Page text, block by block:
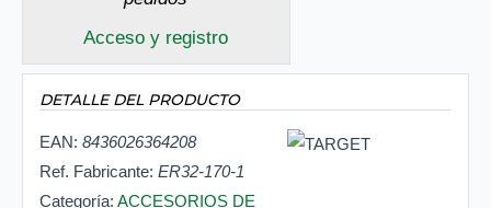
Acceso y registro
DETALLE DEL PRODUCTO
EAN: 8436026364208
Ref. Fabricante: ER32-170-1
Categoría: ACCESORIOS DE